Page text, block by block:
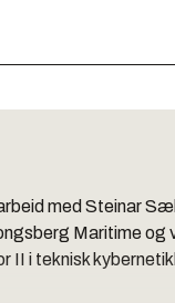
med Steinar
Maritime og
II i teknisk